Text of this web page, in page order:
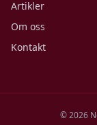
Artikler
Om oss
Kontakt
©2026